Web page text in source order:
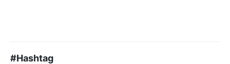
#Hashtag